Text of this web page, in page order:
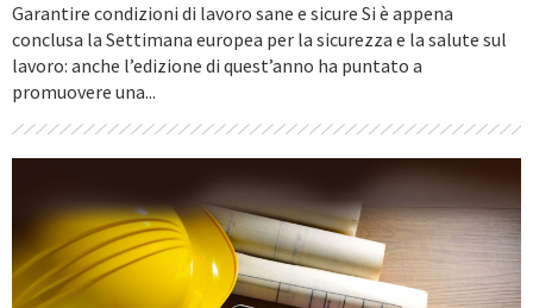
Garantire condizioni di lavoro sane e sicure Si è appena
conclusa la Settimana europea per la sicurezza e la salute sul
lavoro: anche l’edizione di quest’anno ha puntato a
promuovere una...